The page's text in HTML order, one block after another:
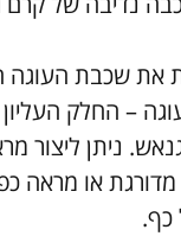
את שכבת העוגה
– החלק
ניתן ליצור
או מראה
כף.